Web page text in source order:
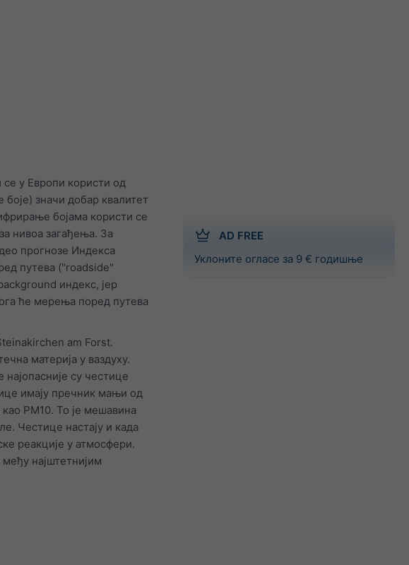
AD FREE
Уклоните огласе за 9 € годишње
се у Европи користи од
боје) значи добар квалитет
бојама користи се
нивоа загађења. За
прогнозе Индекса
путева ("roadside"
индекс, јер
ће мерења поред путева
am Forst.
материја у ваздуху.
су честице
имају пречник мањи од
PM10. То је мешавина
Честице настају и када
реакције у атмосфери.
међу најштетнијим